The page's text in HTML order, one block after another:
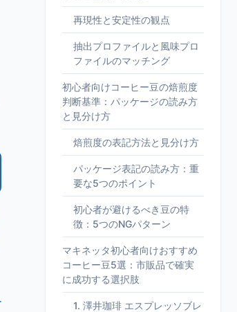
再現性と安定性の観点
抽出プロファイルと風味プロ
ファイルのマッチング
初心者向けコーヒー豆の焙煎度
判断基準：パッケージの読み方
と見分け方
焙煎度の表記方法と見分け方
パッケージ表記の読み方：重
要な5つのポイント
初心者が避けるべき豆の特
徴：5つのNGパターン
マキネッタ初心者向けおすすめ
コーヒー豆5選：市販品で確実
に成功する選択肢
1. 澤井珈琲 エスプレッソブレ